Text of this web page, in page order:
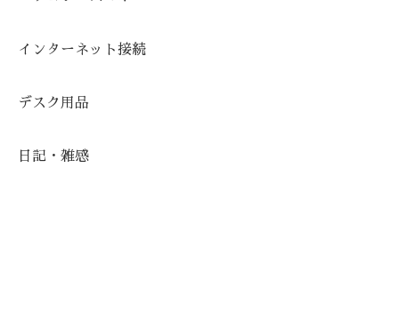
インターネット接続
デスク用品
日記・雑感